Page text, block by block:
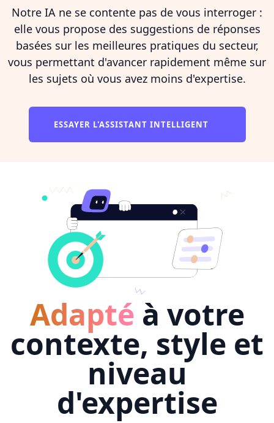
Notre IA ne se contente pas de vous interroger :
elle vous propose des suggestions de réponses
basées sur les meilleures pratiques du secteur,
vous permettant d'avancer rapidement même sur
les sujets où vous avez moins d'expertise.
ESSAYER L'ASSISTANT INTELLIGENT
Adapté à votre
contexte, style et
niveau
d'expertise